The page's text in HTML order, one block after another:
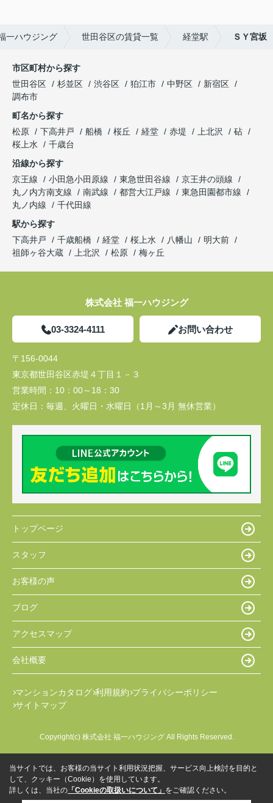
一ハウジング 世田谷区の賃貸一覧 経堂駅 ＳＹ宮坂
市区町村から探す
世田谷区
杉並区 渋谷区 狛江市 中野区
新宿区
調布市
町名から探す
松原
下高井戸 船橋 桜丘 経堂 赤堤 上北沢
砧
桜上水
千歳台
沿線から探す
京王線
小田急小田原線 東急世田谷線
京王井の頭線
丸ノ内方南支線
南武線 都営大江戸線
東急田園都市線
丸ノ内線
千代田線
駅から探す
下高井戸
千歳船橋 経堂 桜上水 八幡山
明大前
祖師ヶ谷大蔵
上北沢 松原 梅ヶ丘
株式会社 福一ハウジング
03-3324-4111 お問い合わせ
〒156-0044
東京都世田谷区赤堤４丁目１－３
営業時間： 10：00～18：30
定休日： 毎週、火曜日・水曜日（1月～3月 無休営業）
トップページ
スタッフ
お客様の声
ブログ
アクセスマップ
会社概要
マンションカタログ 利用規約 プライバシーポリシー
サイトマップ
Copyright(c) 株式会社 福一ハウジング All Rights Reserved.
当サイトでは、お客様の当サイト利用状況把握、サービス向上検討を目的と
して、クッキー（Cookie）を使用しています。
詳しくは、当社の 「Cookieの取扱いについて」 をご確認ください。